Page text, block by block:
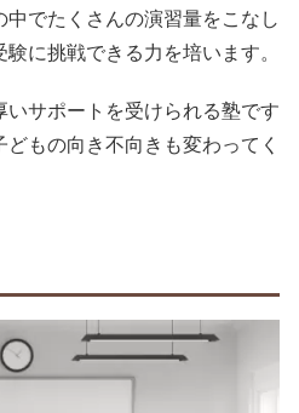
でたくさんの演習量をこなし
に挑戦できる力を培います。
サポートを受けられる塾です
もの向き不向きも変わってく